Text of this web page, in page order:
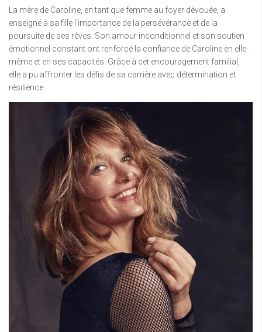
La mère de Caroline, en tant que femme au foyer dévouée, a
enseigné à sa fille l’importance de la persévérance et de la
poursuite de ses rêves. Son amour inconditionnel et son soutien
émotionnel constant ont renforcé la confiance de Caroline en elle-
même et en ses capacités. Grâce à cet encouragement familial,
elle a pu affronter les défis de sa carrière avec détermination et
résilience.